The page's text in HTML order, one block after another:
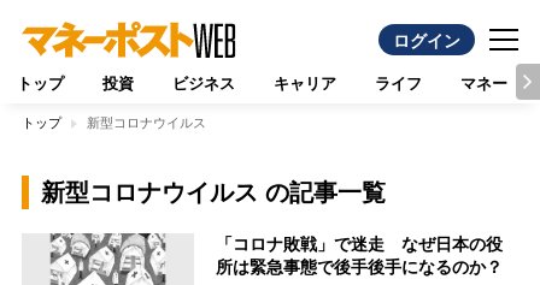
ログイン
トップ 投資 ビジネス キャリア ライフ マネー
トップ 新型コロナウイルス
新型コロナウイルス の記事一覧
「コロナ敗戦」で迷走 なぜ日本の役
所は緊急事態で後手後手になるのか？